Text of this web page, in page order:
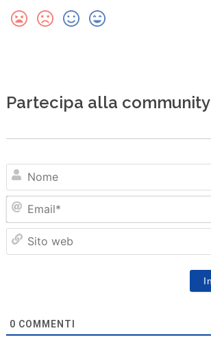
Partecipa alla community
0 COMMENTI